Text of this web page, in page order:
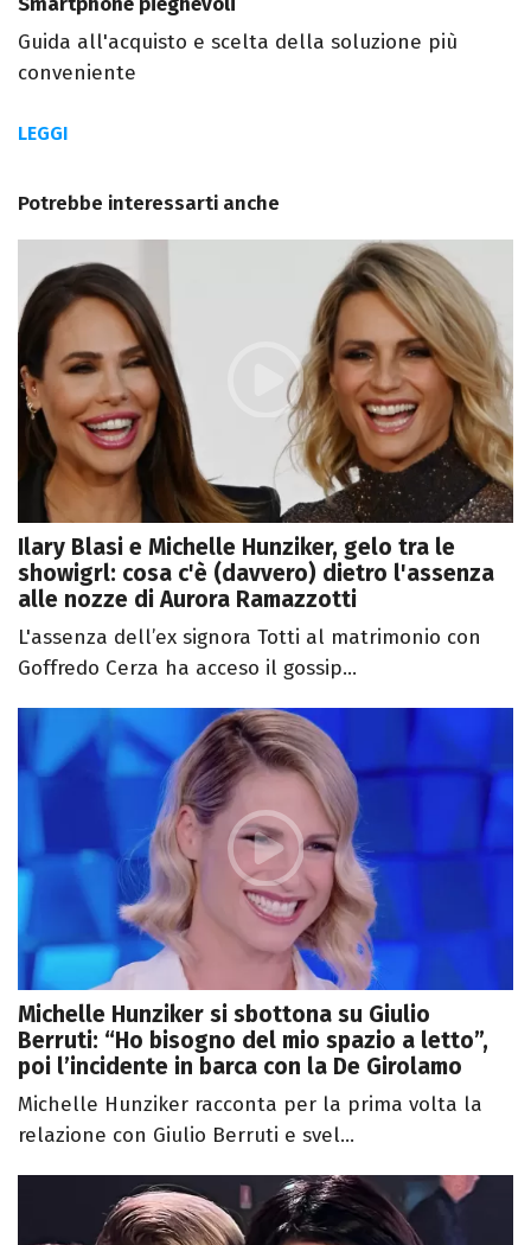
Guida all'acquisto e scelta della soluzione più
conveniente
LEGGI
Potrebbe interessarti anche
Ilary Blasi e Michelle Hunziker, gelo tra le
showigrl: cosa c'è (davvero) dietro l'assenza
alle nozze di Aurora Ramazzotti
L'assenza dell’ex signora Totti al matrimonio con
Goffredo Cerza ha acceso il gossip...
Michelle Hunziker si sbottona su Giulio
Berruti: “Ho bisogno del mio spazio a letto”,
poi l’incidente in barca con la De Girolamo
Michelle Hunziker racconta per la prima volta la
relazione con Giulio Berruti e svel...